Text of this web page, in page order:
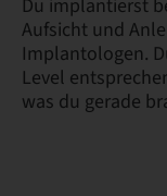
Du implantierst
Aufsicht und
Implantologen.
Level
was du gerade